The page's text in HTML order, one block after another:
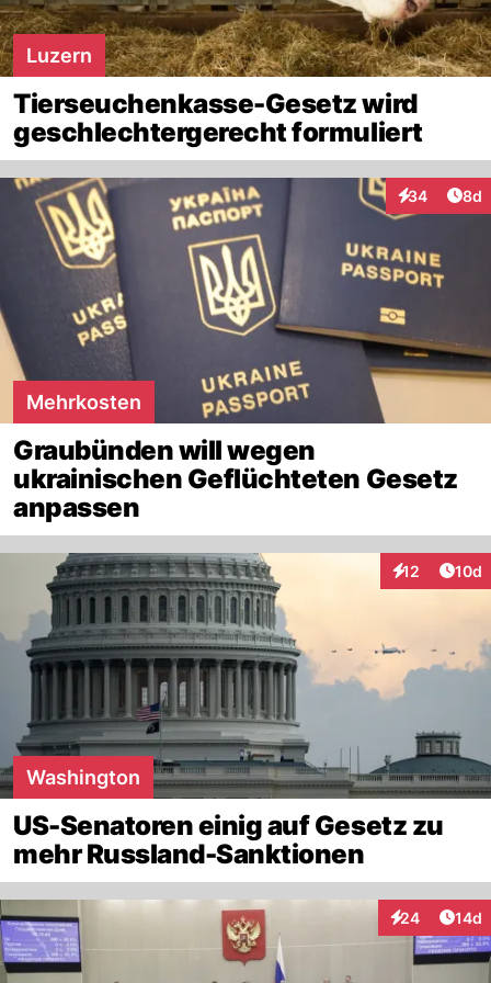
Luzern
Tierseuchenkasse-Gesetz wird
geschlechtergerecht formuliert
34
Interaktionen
8d
Mehrkosten
Graubünden will wegen
ukrainischen Geflüchteten Gesetz
anpassen
12
Interaktionen
10d
Washington
US-Senatoren einig auf Gesetz zu
mehr Russland-Sanktionen
24
Interaktionen
14d